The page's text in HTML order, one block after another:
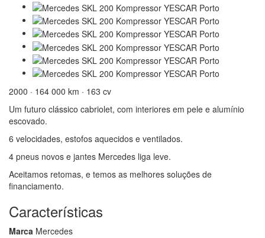
2000 · 164 000 km · 163 cv
Um futuro clássico cabriolet, com interiores em pele e alumínio
escovado.
6 velocidades, estofos aquecidos e ventilados.
4 pneus novos e jantes Mercedes liga leve.
Aceitamos retomas, e temos as melhores soluções de
financiamento.
Características
Marca Mercedes